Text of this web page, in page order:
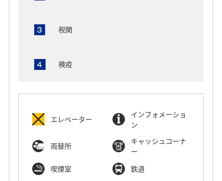
税関
検疫
エレベーター
インフォメーショ
ン
両替所
キャッシュコーナ
ー
喫煙室
鉄道